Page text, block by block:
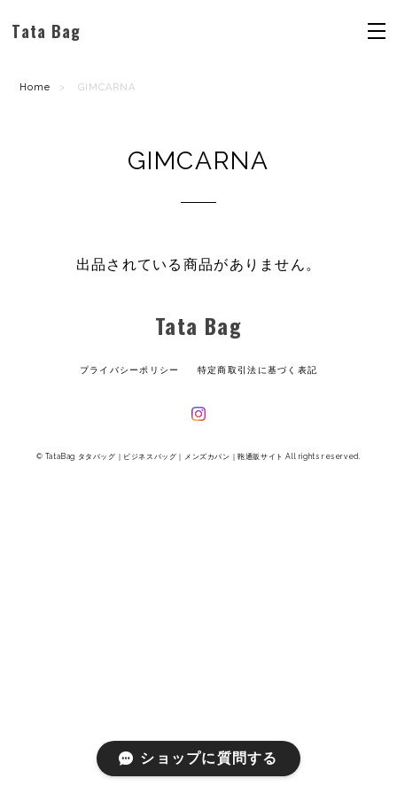
Tata Bag
Home GIMCARNA
GIMCARNA
出品されている商品がありません。
Tata Bag
プライバシーポリシー 特定商取引法に基づく表記
© TataBag タタバッグ｜ビジネスバッグ｜メンズカバン｜鞄通販サイト All rights reserved.
ショップに質問する